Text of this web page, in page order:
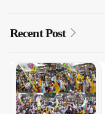
Recent Post